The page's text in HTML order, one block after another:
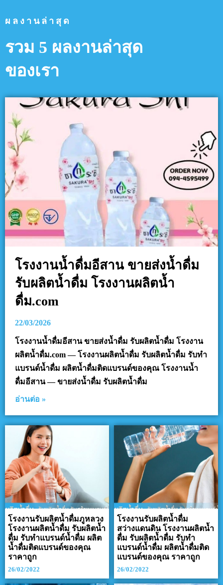
ผลงานล่าสุด
รวม 5 ผลงานล่าสุด
ของเรา
โรงงานน้ำดื่มอีสาน ขายส่งน้ำดื่ม
รับผลิตน้ำดื่ม โรงงานผลิตน้ำ
ดื่ม.com
22/03/2026
โรงงานน้ำดื่มอีสาน ขายส่งน้ำดื่ม รับผลิตน้ำดื่ม โรงงาน
ผลิตน้ำดื่ม.com — โรงงานผลิตน้ำดื่ม รับผลิตน้ำดื่ม รับทำ
แบรนด์น้ำดื่ม ผลิตน้ำดื่มติดแบรนด์ของคุณ โรงงานน้ำ
ดื่มอีสาน — ขายส่งน้ำดื่ม รับผลิตน้ำดื่ม
อ่านต่อ »
โรงงานรับผลิตน้ำดื่มภูหลวง
โรงงานผลิตน้ำดื่ม รับผลิตน้ำ
ดื่ม รับทำแบรนด์น้ำดื่ม ผลิต
น้ำดื่มติดแบรนด์ของคุณ
ราคาถูก
26/02/2022
โรงงานรับผลิตน้ำดื่ม
สว่างแดนดิน โรงงานผลิตน้ำ
ดื่ม รับผลิตน้ำดื่ม รับทำ
แบรนด์น้ำดื่ม ผลิตน้ำดื่มติด
แบรนด์ของคุณ ราคาถูก
26/02/2022